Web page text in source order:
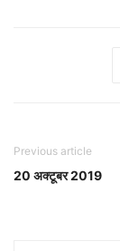
Previous article
20 अक्टूबर 2019